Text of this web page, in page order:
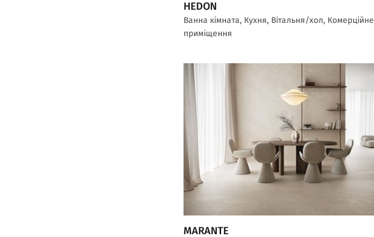
HEDON
Ванна кімната, Кухня, Вітальня/хол, Комерційне
приміщення
MARANTE